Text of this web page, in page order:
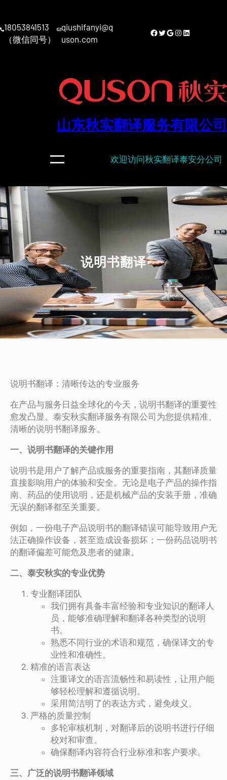
内18053841513
（微信同号）
qiushifanyi@q
uson.com
Facebook Twitter Google Instagram LinkedIn
山东秋实翻译服务有限公司
欢迎访问秋实翻译泰安分公司
说明书翻译
说明书翻译：清晰传达的专业服务
在产品与服务日益全球化的今天，说明书翻译的重要性
愈发凸显。泰安秋实翻译服务有限公司为您提供精准、
清晰的说明书翻译服务。
一、说明书翻译的关键作用
说明书是用户了解产品或服务的重要指南，其翻译质量
直接影响用户的体验和安全。无论是电子产品的操作指
南、药品的使用说明，还是机械产品的安装手册，准确
无误的翻译都至关重要。
例如，一份电子产品说明书的翻译错误可能导致用户无
法正确操作设备，甚至造成设备损坏；一份药品说明书
的翻译偏差可能危及患者的健康。
二、泰安秋实的专业优势
专业翻译团队
我们拥有具备丰富经验和专业知识的翻译人
员，能够准确理解和翻译各种类型的说明
书。
熟悉不同行业的术语和规范，确保译文的专
业性和准确性。
精准的语言表达
注重译文的语言流畅性和易读性，让用户能
够轻松理解和遵循说明。
采用简洁明了的表达方式，避免歧义。
严格的质量控制
多轮审核机制，对翻译后的说明书进行仔细
校对和审查。
确保翻译内容符合行业标准和客户要求。
三、广泛的说明书翻译领域